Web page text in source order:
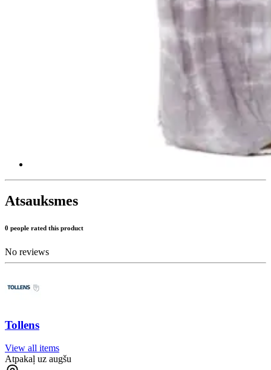
Atsauksmes
0 people rated this product
No reviews
Tollens
View all items
Atpakaļ uz augšu